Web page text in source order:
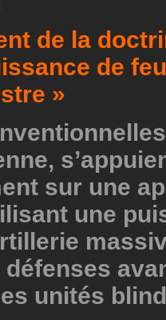
de la
de
»
sur une
une
unités